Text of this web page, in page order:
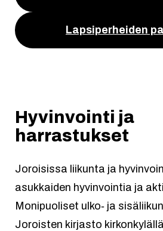
Lapsiperheiden
Hyvinvointi ja
harrastukset
Joroisissa liikunta ja
asukkaiden hyvinvointia ja
Monipuoliset ulko‑ ja
Joroisten kirjasto